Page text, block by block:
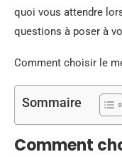
quoi vous attendre
questions à poser à
Comment choisir le
Sommaire
Comment